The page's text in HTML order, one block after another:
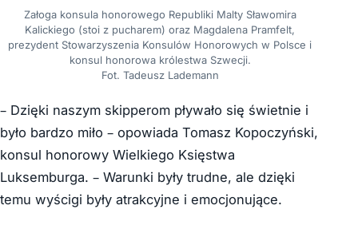
Załoga konsula honorowego Republiki Malty Sławomira
Kalickiego (stoi z pucharem) oraz Magdalena Pramfelt,
prezydent Stowarzyszenia Konsulów Honorowych w Polsce i
konsul honorowa królestwa Szwecji.
Fot. Tadeusz Lademann
– Dzięki naszym skipperom pływało się świetnie i
było bardzo miło – opowiada Tomasz Kopoczyński,
konsul honorowy Wielkiego Księstwa
Luksemburga. – Warunki były trudne, ale dzięki
temu wyścigi były atrakcyjne i emocjonujące.